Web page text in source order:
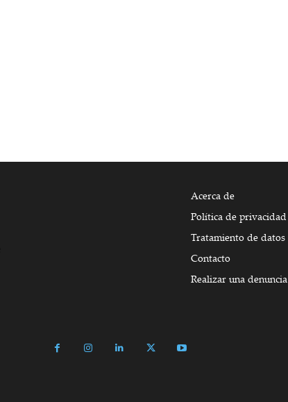
Acerca de
Política de privacidad
Tratamiento de datos
Contacto
Realizar una denuncia